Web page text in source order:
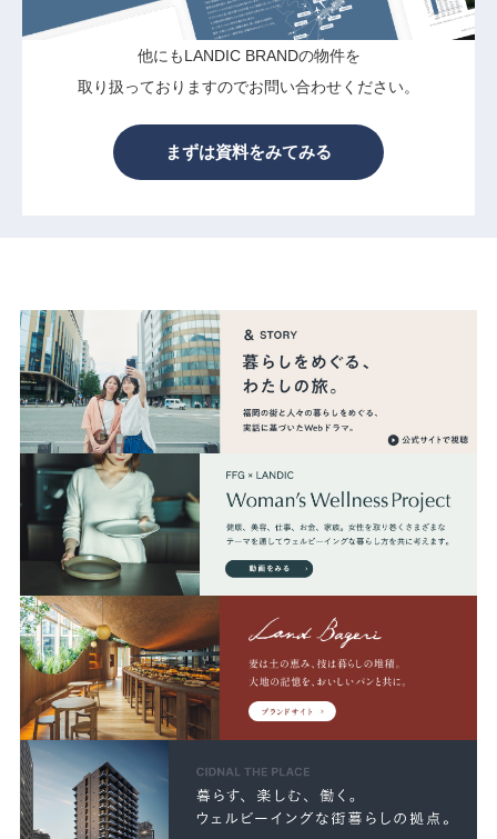
他にもLANDIC BRANDの物件を
取り扱っておりますのでお問い合わせください。
まずは資料をみてみる